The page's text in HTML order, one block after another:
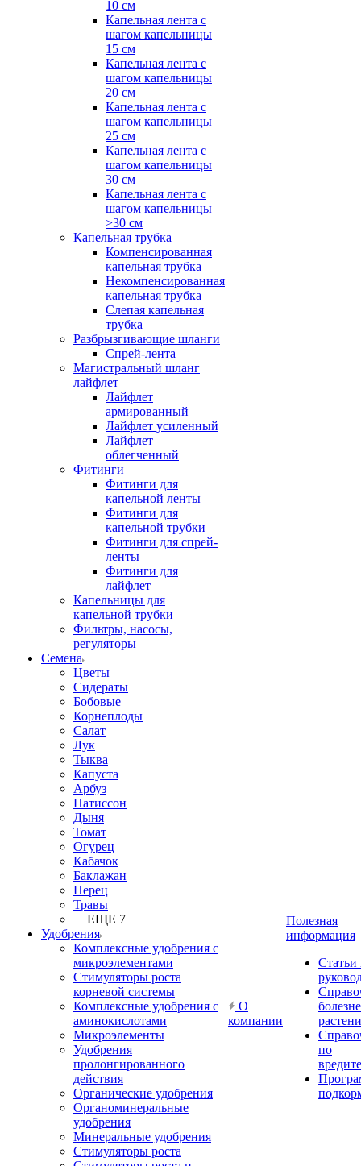
10 см
Капельная лента с
шагом капельницы
15 см
Капельная лента с
шагом капельницы
20 см
Капельная лента с
шагом капельницы
25 см
Капельная лента с
шагом капельницы
30 см
Капельная лента с
шагом капельницы
>30 см
Капельная трубка
Компенсированная
капельная трубка
Некомпенсированная
капельная трубка
Слепая капельная
трубка
Разбрызгивающие шланги
Спрей-лента
Магистральный шланг
лайфлет
Лайфлет
армированный
Лайфлет усиленный
Лайфлет
облегченный
Фитинги
Фитинги для
капельной ленты
Фитинги для
капельной трубки
Фитинги для спрей-
ленты
Фитинги для
лайфлет
Капельницы для
капельной трубки
Фильтры, насосы,
регуляторы
Семена
Цветы
Сидераты
Бобовые
Корнеплоды
Салат
Лук
Тыква
Капуста
Арбуз
Патиссон
Дыня
Томат
Огурец
Кабачок
Баклажан
Перец
Травы
+ ЕЩЕ 7
Удобрения
Комплексные удобрения с
микроэлементами
Стимуляторы роста
корневой системы
Комплексные удобрения с
аминокислотами
Микроэлементы
Удобрения
пролонгированного
действия
Органические удобрения
Органоминеральные
удобрения
Минеральные удобрения
Стимуляторы роста
О
компании
Полезная
информация
Статьи
по